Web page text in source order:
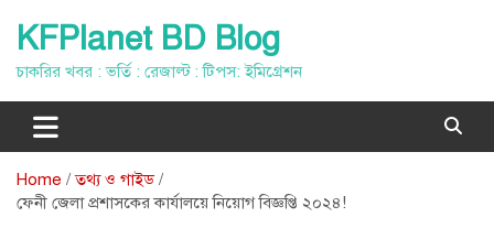
content
KFPlanet BD Blog
চাকরির খবর : ভর্তি : রেজাল্ট : টিপস: ইমিগ্রেশন
Home
তথ্য ও গাইড
ফেনী জেলা প্রশাসকের কার্যালয়ে নিয়োগ বিজ্ঞপ্তি ২০২৪!